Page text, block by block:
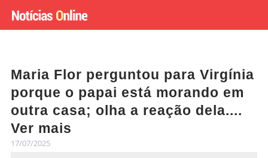
Maria Flor perguntou para Virgínia
porque o papai está morando em
outra casa; olha a reação dela....
Ver mais
17/07/2025